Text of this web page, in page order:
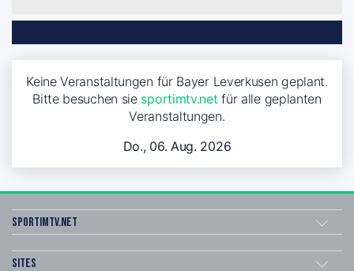
Keine Veranstaltungen für Bayer Leverkusen geplant.
Bitte besuchen sie sportimtv.net für alle geplanten
Veranstaltungen.
Do., 06. Aug. 2026
sportimtv.net
Sites